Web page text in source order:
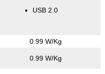
USB 2.0
0.99 W/Kg
0.99 W/Kg